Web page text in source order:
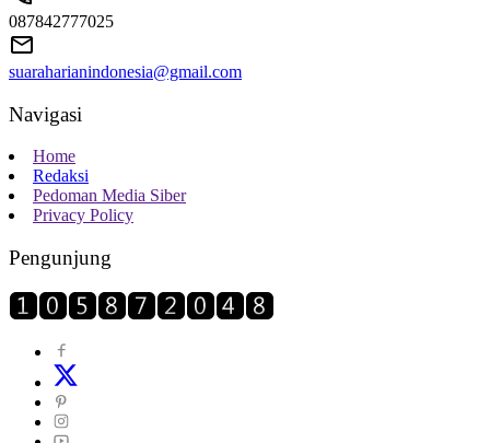
087842777025
suaraharianindonesia@gmail.com
Navigasi
Home
Redaksi
Pedoman Media Siber
Privacy Policy
Pengunjung